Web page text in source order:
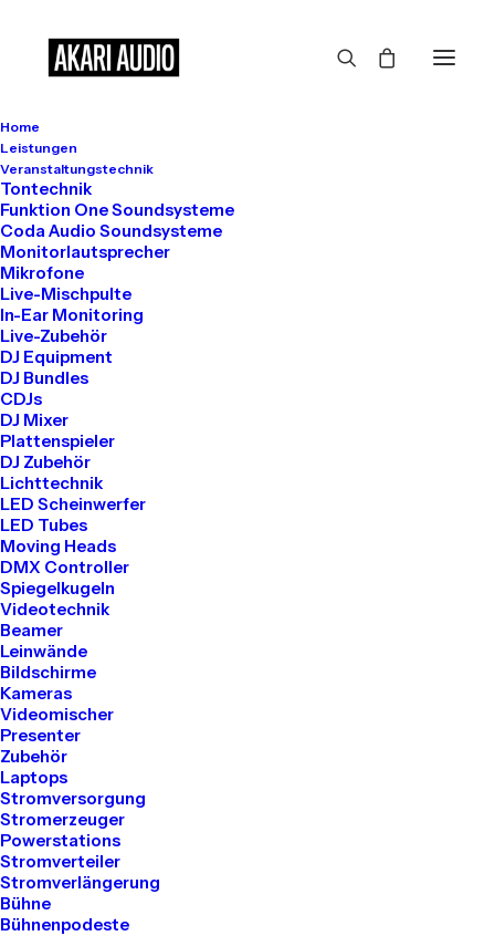
Home
Leistungen
Veranstaltungstechnik
Tontechnik
Funktion One Soundsysteme
Coda Audio Soundsysteme
Monitorlautsprecher
Mikrofone
Live-Mischpulte
In-Ear Monitoring
Live-Zubehör
DJ Equipment
DJ Bundles
CDJs
DJ Mixer
Plattenspieler
DJ Zubehör
Lichttechnik
LED Scheinwerfer
LED Tubes
Moving Heads
DMX Controller
Spiegelkugeln
Videotechnik
Beamer
Leinwände
Bildschirme
Kameras
Videomischer
Presenter
Zubehör
Laptops
Stromversorgung
Stromerzeuger
Powerstations
Stromverteiler
Stromverlängerung
Bühne
Bühnenpodeste
Großes kündigt sich an
Hier bahnt sich etwas Großes an! Unser Shop ist in Arbeit und
wird bald veröffentlicht!
Get in touch
Tel: 030 2000 5441
Mail: info@akari-audio.de
Unser Standort
Akari Events
Bessemerstraße 80
12013 Berlin